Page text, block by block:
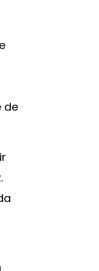
de